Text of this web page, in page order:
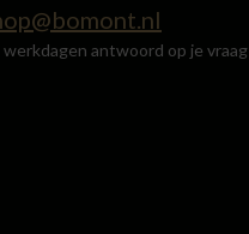
werkdagen antwoord op je vraag